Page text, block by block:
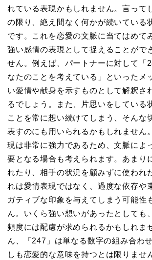
れている表現かもしれません。言って
の限り、絶え間なく何かが続いている
です。これを恋愛の文脈に当てはめて
強い感情の表現として捉えることがで
せん。例えば、パートナーに対して「
なたのことを考えている」といったメ
い愛情や献身を示すものとして解釈さ
るでしょう。また、片思いをしている
ことを常に想い続けてしまう、そんな
表すのにも用いられるかもしれません
現は非常に強力であるため、文脈によ
要となる場合も考えられます。あまり
れたり、相手の状況を顧みずに使われ
れは愛情表現ではなく、過度な依存や
ガティブな印象を与えてしまう可能性
ん。いくら強い想いがあったとしても
頻度には配慮が求められるかもしれま
ん、「247」は単なる数字の組み合わ
しも恋愛的な意味を持つとは限りませ